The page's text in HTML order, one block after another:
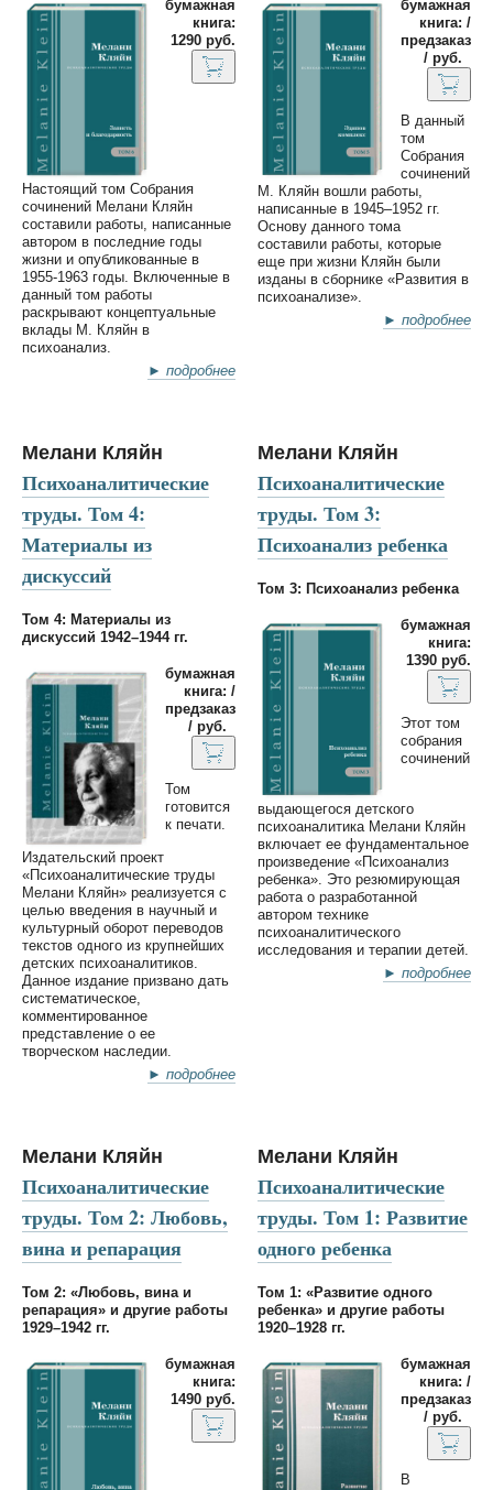
бумажная
книга:
1290 руб.
Настоящий том Собрания
сочинений Мелани Кляйн
составили работы, написанные
автором в последние годы
жизни и опубликованные в
1955-1963 годы. Включенные в
данный том работы
раскрывают концептуальные
вклады М. Кляйн в
психоанализ.
► подробнее
бумажная
книга: /
предзаказ
/ руб.
В данный
том
Собрания
сочинений
М. Кляйн вошли работы,
написанные в 1945–1952 гг.
Основу данного тома
составили работы, которые
еще при жизни Кляйн были
изданы в сборнике «Развития в
психоанализе».
► подробнее
Мелани Кляйн
Психоаналитические
труды. Том 4:
Материалы из
дискуссий
Том 4: Материалы из
дискуссий 1942–1944 гг.
бумажная
книга: /
предзаказ
/ руб.
Том
готовится
к печати.
Издательский проект
«Психоаналитические труды
Мелани Кляйн» реализуется с
целью введения в научный и
культурный оборот переводов
текстов одного из крупнейших
детских психоаналитиков.
Данное издание призвано дать
систематическое,
комментированное
представление о ее
творческом наследии.
► подробнее
Мелани Кляйн
Психоаналитические
труды. Том 3:
Психоанализ ребенка
Том 3: Психоанализ ребенка
бумажная
книга:
1390 руб.
Этот том
собрания
сочинений
выдающегося детского
психоаналитика Мелани Кляйн
включает ее фундаментальное
произведение «Психоанализ
ребенка». Это резюмирующая
работа о разработанной
автором технике
психоаналитического
исследования и терапии детей.
► подробнее
Мелани Кляйн
Психоаналитические
труды. Том 2: Любовь,
вина и репарация
Том 2: «Любовь, вина и
репарация» и другие работы
1929–1942 гг.
бумажная
книга:
1490 руб.
Мелани Кляйн
Психоаналитические
труды. Том 1: Развитие
одного ребенка
Том 1: «Развитие одного
ребенка» и другие работы
1920–1928 гг.
бумажная
книга: /
предзаказ
/ руб.
В